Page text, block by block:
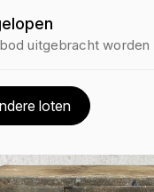
uitgebracht
loten